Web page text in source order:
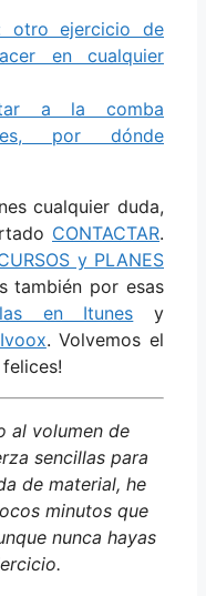
otro ejercicio de
en cualquier
a la comba
por dónde
cualquier duda,
CONTACTAR.
y PLANES
también por esas
en Itunes y
. Volvemos el
felices!
al volumen de
sencillas para
de material, he
minutos que
nunca hayas